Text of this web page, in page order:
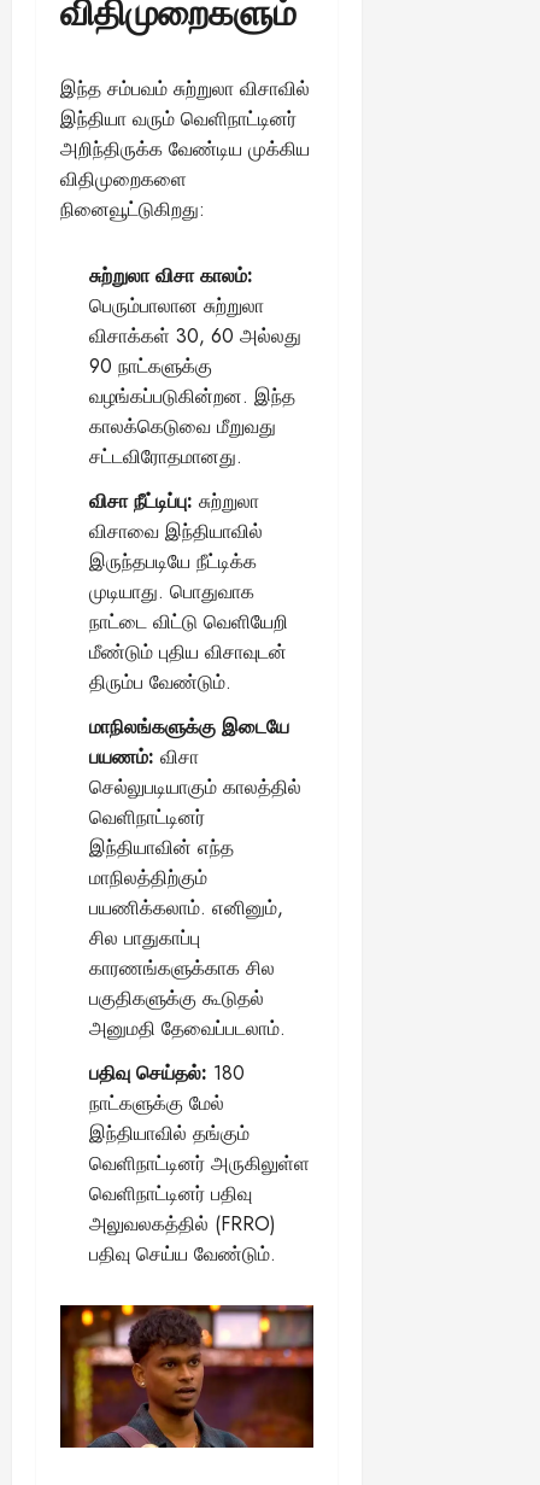
விதிமுறைகளும்
இந்த சம்பவம் சுற்றுலா விசாவில்
இந்தியா வரும் வெளிநாட்டினர்
அறிந்திருக்க வேண்டிய முக்கிய
விதிமுறைகளை
நினைவூட்டுகிறது:
சுற்றுலா விசா காலம்:
பெரும்பாலான சுற்றுலா
விசாக்கள் 30, 60 அல்லது
90 நாட்களுக்கு
வழங்கப்படுகின்றன. இந்த
காலக்கெடுவை மீறுவது
சட்டவிரோதமானது.
விசா நீட்டிப்பு: சுற்றுலா
விசாவை இந்தியாவில்
இருந்தபடியே நீட்டிக்க
முடியாது. பொதுவாக
நாட்டை விட்டு வெளியேறி
மீண்டும் புதிய விசாவுடன்
திரும்ப வேண்டும்.
மாநிலங்களுக்கு இடையே
பயணம்: விசா
செல்லுபடியாகும் காலத்தில்
வெளிநாட்டினர்
இந்தியாவின் எந்த
மாநிலத்திற்கும்
பயணிக்கலாம். எனினும்,
சில பாதுகாப்பு
காரணங்களுக்காக சில
பகுதிகளுக்கு கூடுதல்
அனுமதி தேவைப்படலாம்.
பதிவு செய்தல்: 180
நாட்களுக்கு மேல்
இந்தியாவில் தங்கும்
வெளிநாட்டினர் அருகிலுள்ள
வெளிநாட்டினர் பதிவு
அலுவலகத்தில் (FRRO)
பதிவு செய்ய வேண்டும்.